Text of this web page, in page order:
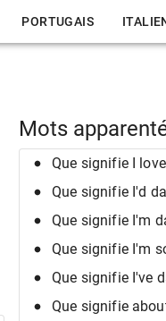
PORTUGAIS
Mots
Que signifie I
Que signifie I'd
Que signifie I'm
Que signifie I'm
Que signifie I've
Que signifie